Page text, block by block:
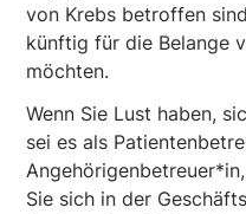
von Krebs betroffen
künftig für die Belange
möchten.
Wenn Sie Lust haben,
sei es als
Sie sich in der